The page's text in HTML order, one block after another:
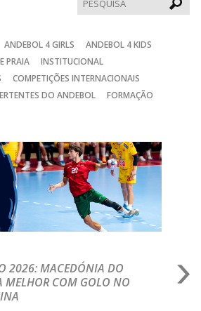
ANDEBOL 4 GIRLS
ANDEBOL 4 KIDS
PRAIA
INSTITUCIONAL
COMPETIÇÕES INTERNACIONAIS
DO ANDEBOL
FORMAÇÃO
2026: MACEDÓNIA DO
MELHOR COM GOLO NO